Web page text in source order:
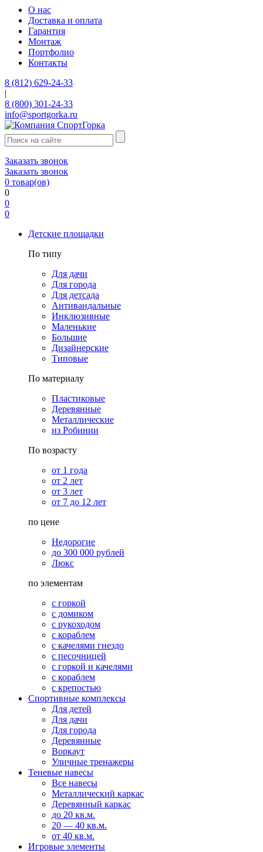
О нас
Доставка и оплата
Гарантия
Монтаж
Портфолио
Контакты
8 (812) 629-24-33
|
8 (800) 301-24-33
info@sportgorka.ru
Заказать звонок
Заказать звонок
0 товар(ов)
0
0
0
Детские площадки
По типу
Для дачи
Для города
Для детсада
Антивандальные
Инклюзивные
Маленькие
Большие
Дизайнерские
Типовые
По материалу
Пластиковые
Деревянные
Металлические
из Робинии
По возрасту
от 1 года
от 2 лет
от 3 лет
от 7 до 12 лет
по цене
Недорогие
до 300 000 рублей
Люкс
по элементам
с горкой
с домиком
с рукоходом
с кораблем
с качелями гнездо
с песочницей
с горкой и качелями
с кораблем
с крепостью
Спортивные комплексы
Для детей
Для дачи
Для города
Деревянные
Воркаут
Уличные тренажеры
Теневые навесы
Все навесы
Металлический каркас
Деревянный каркас
до 20 кв.м.
20 — 40 кв.м.
от 40 кв.м.
Игровые элементы